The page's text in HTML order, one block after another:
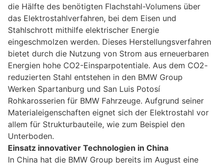
die Hälfte des benötigten Flachstahl-Volumens über
das Elektrostahlverfahren, bei dem Eisen und
Stahlschrott mithilfe elektrischer Energie
eingeschmolzen werden. Dieses Herstellungsverfahren
bietet durch die Nutzung von Strom aus erneuerbaren
Energien hohe CO2-Einsparpotentiale. Aus dem CO2-
reduzierten Stahl entstehen in den BMW Group
Werken Spartanburg und San Luis Potosí
Rohkarosserien für BMW Fahrzeuge. Aufgrund seiner
Materialeigenschaften eignet sich der Elektrostahl vor
allem für Strukturbauteile, wie zum Beispiel den
Unterboden.
Einsatz innovativer Technologien in China
In China hat die BMW Group bereits im August eine